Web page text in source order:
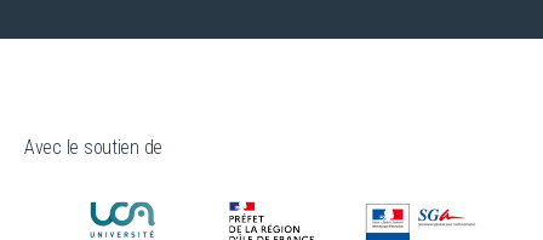
Avec le soutien de